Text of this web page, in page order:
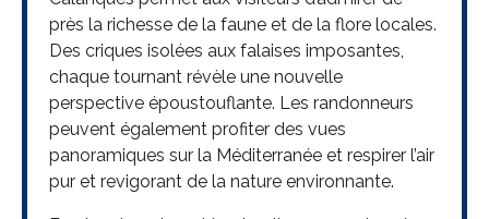
près la richesse de la faune et de la flore locales.
Des criques isolées aux falaises imposantes,
chaque tournant révèle une nouvelle
perspective époustouflante. Les randonneurs
peuvent également profiter des vues
panoramiques sur la Méditerranée et respirer l’air
pur et revigorant de la nature environnante.